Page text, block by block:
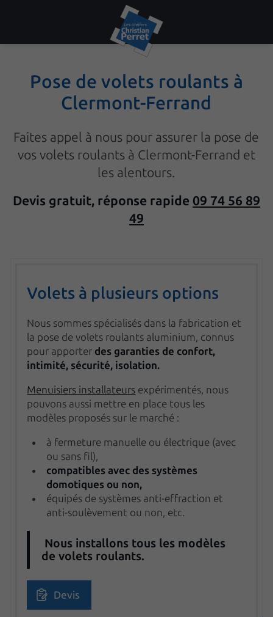
Pose de volets roulants à
Clermont-Ferrand
Faites appel à nous pour assurer la pose de
vos volets roulants à Clermont-Ferrand et
les alentours.
Devis gratuit, réponse rapide 09 74 56 89
49
Volets à plusieurs options
Nous sommes spécialisés dans la fabrication et
la pose de volets roulants aluminium, connus
pour apporter des garanties de confort,
intimité, sécurité, isolation.
Menuisiers installateurs expérimentés, nous
pouvons aussi mettre en place tous les
modèles proposés sur le marché :
à fermeture manuelle ou électrique (avec
ou sans fil),
compatibles avec des systèmes
domotiques ou non,
équipés de systèmes anti-effraction et
anti-soulèvement ou non, etc.
Nous installons tous les modèles
de volets roulants.
Devis